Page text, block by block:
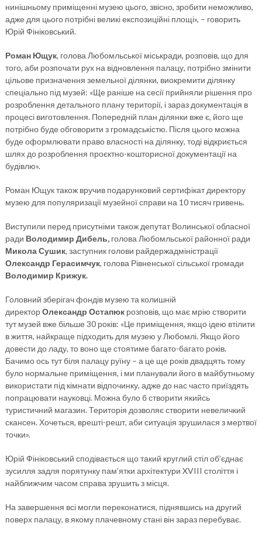
нинішньому приміщенні музею цього, звісно, зробити неможливо,
адже для цього потрібні великі експозиційні площі», – говорить
Юрій Фініковський.
Роман Ющук, голова Любомльської міськради, розповів, що для
того, аби розпочати рух на відновлення палацу, потрібно змінити
цільове призначення земельної ділянки, виокремити ділянку
спеціально під музей: «Ще раніше на сесії прийняли рішення про
розроблення детального плану території, і зараз документація в
процесі виготовлення. Попередній план ділянки вже є, його ще
потрібно буде обговорити з громадськістю. Після цього можна
буде оформлювати право власності на ділянку, тоді відкриється
шлях до розроблення проєктно-кошторисної документації на
будівлю».
Роман Ющук також вручив подарунковий сертифікат директору
музею для популяризації музейної справи на 10 тисяч гривень.
Виступили перед присутніми також депутат Волинської обласної
ради Володимир Дибель,голова Любомльської районної ради
Микола Сушик, заступник голови райдержадміністрації
Олександр Герасимчук, голова Рівненської сільської громади
Володимир Крижук.
Головний зберігач фондів музею та колишній
директорОлександр Остапюк розповів, що має мрію створити
тут музей вже більше 30 років: «Це приміщення, якщо ідею втілити
в життя, найкраще підходить для музею у Любомлі. Якщо його
довести до ладу, то воно ще стоятиме багато-багато років.
Бачимо ось тут біля палацу руїну – а це ще років двадцять тому
було нормальне приміщення, і ми планували його в майбутньому
використати під кімнати відпочинку, адже до нас часто приїздять
попрацювати науковці. Можна було б створити якийсь
туристичний магазин. Територія дозволяє створити невеличкий
скансен. Хочеться, врешті-решт, аби ситуація зрушилася з мертвої
точки».
Юрій Фініковський сподівається що такий круглий стіл об’єднає
зусилля задля порятунку пам’ятки архітектури XVIII століття і
найближчим часом справа зрушить з місця.
На завершення всі могли переконатися, піднявшись на другий
поверх палацу, в якому плачевному стані він зараз перебуває.